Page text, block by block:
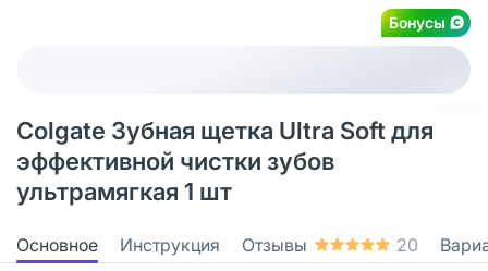
Бонусы
Colgate Зубная щетка Ultra Soft для
эффективной чистки зубов
ультрамягкая 1 шт
Основное Инструкция Отзывы 20